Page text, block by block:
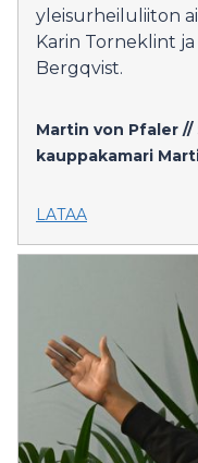
yleisurheiluliiton
Karin Torneklint
Bergqvist.
Martin von Pfaler
kauppakamari
LATAA